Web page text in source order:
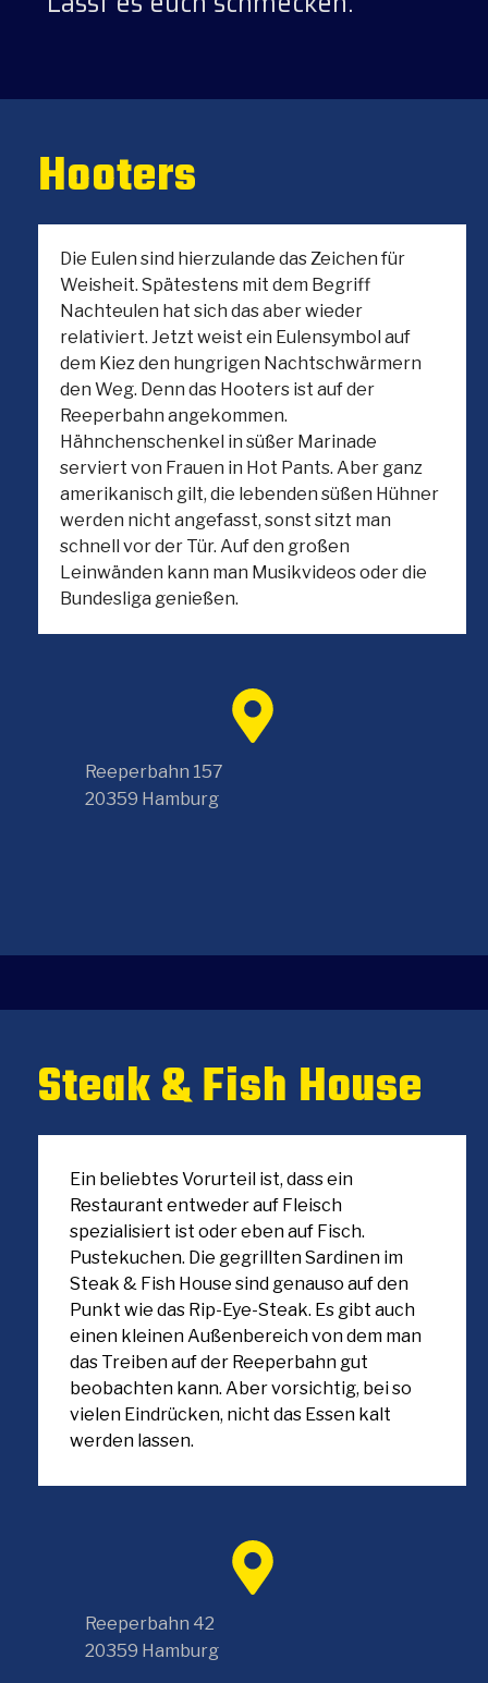
Hooters
Die Eulen sind hierzulande das Zeichen für
Weisheit. Spätestens mit dem Begriff
Nachteulen hat sich das aber wieder
relativiert. Jetzt weist ein Eulensymbol auf
dem Kiez den hungrigen Nachtschwärmern
den Weg. Denn das Hooters ist auf der
Reeperbahn angekommen.
Hähnchenschenkel in süßer Marinade
serviert von Frauen in Hot Pants. Aber ganz
amerikanisch gilt, die lebenden süßen Hühner
werden nicht angefasst, sonst sitzt man
schnell vor der Tür. Auf den großen
Leinwänden kann man Musikvideos oder die
Bundesliga genießen.
Reeperbahn 157
20359 Hamburg
Steak & Fish House
Ein beliebtes Vorurteil ist, dass ein
Restaurant entweder auf Fleisch
spezialisiert ist oder eben auf Fisch.
Pustekuchen. Die gegrillten Sardinen im
Steak & Fish House sind genauso auf den
Punkt wie das Rip-Eye-Steak. Es gibt auch
einen kleinen Außenbereich von dem man
das Treiben auf der Reeperbahn gut
beobachten kann. Aber vorsichtig, bei so
vielen Eindrücken, nicht das Essen kalt
werden lassen.
Reeperbahn 42
20359 Hamburg